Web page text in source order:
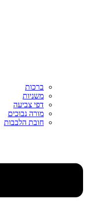
ברכות
משניות
דפי צביעה
מורה נבוכים
חובת הלבבות